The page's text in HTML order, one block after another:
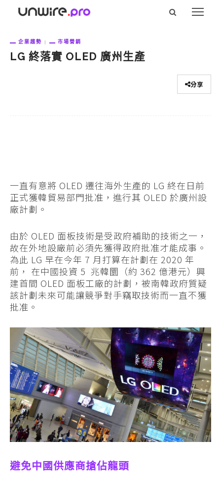
企業趨勢 市場營銷
LG 終落實 OLED 廣州生產
分享
一直有意將 OLED 遷往海外生產的 LG 終在日前
正式獲韓貿易部門批准，進行其 OLED 於廣州設
廠計劃。
由於 OLED 面板技術是受政府補助的技術之一，
故在外地設廠前必須先獲得政府批准才能成事。
為此 LG 早在今年 7 月打算在計劃在 2020 年
前， 在中國投資 5 兆韓圜（約 362 億港元）興
建首間 OLED 面板工廠的計劃，被南韓政府質疑
該計劃未來可能讓競爭對手竊取技術而一直不獲
批准。
避免中國供應商搶佔龍頭